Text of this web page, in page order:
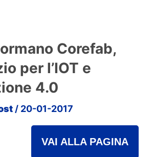
Corefab,
per l’IOT e
4.0
/ 20-01-2017
VAI ALLA PAGINA